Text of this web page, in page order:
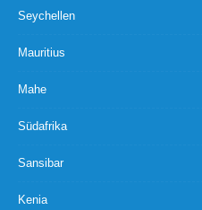
Seychellen
Mauritius
Mahe
Südafrika
Sansibar
Kenia